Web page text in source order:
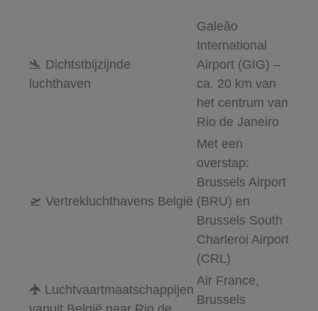
🛬 Dichtstbijzijnde
luchthaven
Galeão
International
Airport (GIG) –
ca. 20 km van
het centrum van
Rio de Janeiro
🛫 Vertrekluchthavens België
Met een
overstap:
Brussels Airport
(BRU) en
Brussels South
Charleroi Airport
(CRL)
🛧 Luchtvaartmaatschappijen
Air France,
Brussels